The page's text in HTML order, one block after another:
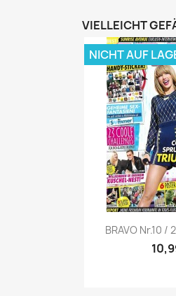
VIELLEICHT

BRAVO Nr.10 /
NICHT AUF